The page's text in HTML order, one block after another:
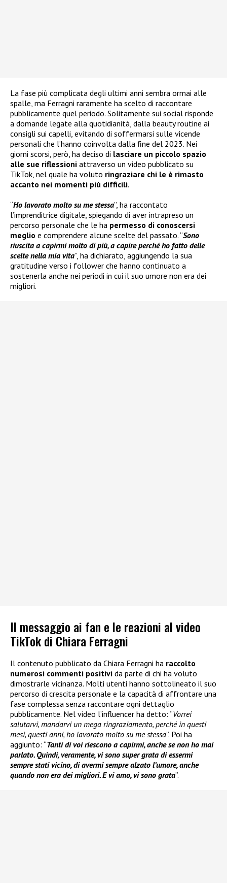
La fase più complicata degli ultimi anni sembra ormai alle
spalle, ma Ferragni raramente ha scelto di raccontare
pubblicamente quel periodo. Solitamente sui social risponde
a domande legate alla quotidianità, dalla beauty routine ai
consigli sui capelli, evitando di soffermarsi sulle vicende
personali che l’hanno coinvolta dalla fine del 2023. Nei
giorni scorsi, però, ha deciso di lasciare un piccolo spazio
alle sue riflessioni attraverso un video pubblicato su
TikTok, nel quale ha voluto ringraziare chi le è rimasto
accanto nei momenti più difficili.
“Ho lavorato molto su me stessa”, ha raccontato
l’imprenditrice digitale, spiegando di aver intrapreso un
percorso personale che le ha permesso di conoscersi
meglio e comprendere alcune scelte del passato. “Sono
riuscita a capirmi molto di più, a capire perché ho fatto delle
scelte nella mia vita”, ha dichiarato, aggiungendo la sua
gratitudine verso i follower che hanno continuato a
sostenerla anche nei periodi in cui il suo umore non era dei
migliori.
Il messaggio ai fan e le reazioni al video
TikTok di Chiara Ferragni
Il contenuto pubblicato da Chiara Ferragni ha raccolto
numerosi commenti positivi da parte di chi ha voluto
dimostrarle vicinanza. Molti utenti hanno sottolineato il suo
percorso di crescita personale e la capacità di affrontare una
fase complessa senza raccontare ogni dettaglio
pubblicamente. Nel video l’influencer ha detto: “Vorrei
salutarvi, mandarvi un mega ringraziamento, perché in questi
mesi, questi anni, ho lavorato molto su me stessa”. Poi ha
aggiunto: “Tanti di voi riescono a capirmi, anche se non ho mai
parlato. Quindi, veramente, vi sono super grata di essermi
sempre stati vicino, di avermi sempre alzato l’umore, anche
quando non era dei migliori. E vi amo, vi sono grata”.